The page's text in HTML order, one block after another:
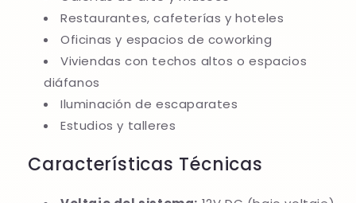
Restaurantes, cafeterías y hoteles
Oficinas y espacios de coworking
Viviendas con techos altos o espacios
diáfanos
Iluminación de escaparates
Estudios y talleres
Características Técnicas